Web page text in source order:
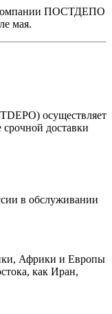
ПОСТДЕПО
мая.
осуществляет
доставки
в обслуживании
Африки и Европы
как Иран,